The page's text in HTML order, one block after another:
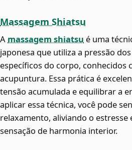
Massagem Shiatsu
A massagem shiatsu é uma
japonesa que utiliza a pressão
específicos do corpo, conhecidos
acupuntura. Essa prática é
tensão acumulada e equilibrar a
aplicar essa técnica, você pode
relaxamento, aliviando o
sensação de harmonia interior.